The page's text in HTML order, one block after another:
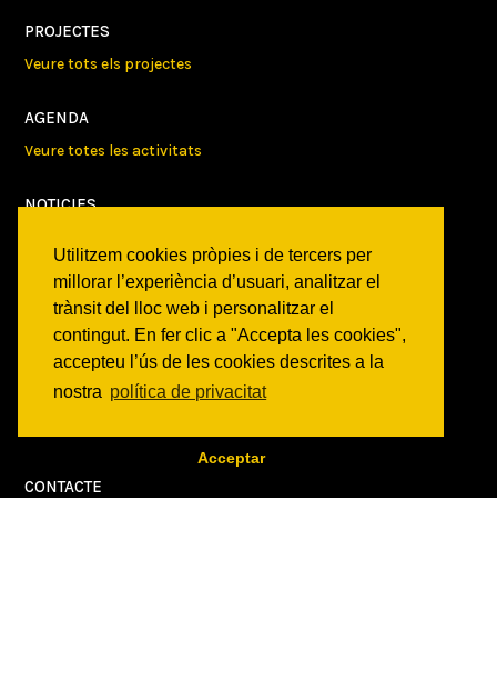
Utilitzem cookies pròpies i de tercers per
millorar l’experiència d’usuari, analitzar el
trànsit del lloc web i personalitzar el
contingut. En fer clic a "Accepta les cookies",
accepteu l’ús de les cookies descrites a la
nostra política de privacitat
Acceptar
PROJECTES
Veure tots els projectes
AGENDA
Veure totes les activitats
NOTICIES
Comunicats
Victories
ON SOM?
c/ Constitució 19
08014 Barcelona
CONTACTE